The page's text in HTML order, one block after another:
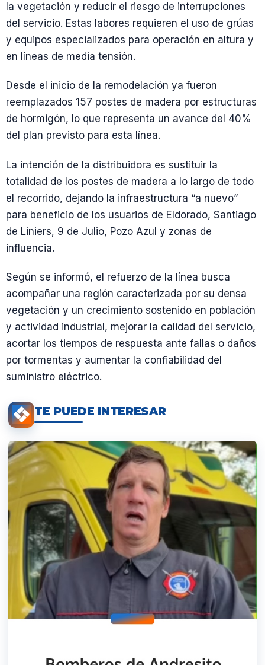
la vegetación y reducir el riesgo de interrupciones
del servicio. Estas labores requieren el uso de grúas
y equipos especializados para operación en altura y
en líneas de media tensión.
Desde el inicio de la remodelación ya fueron
reemplazados 157 postes de madera por estructuras
de hormigón, lo que representa un avance del 40%
del plan previsto para esta línea.
La intención de la distribuidora es sustituir la
totalidad de los postes de madera a lo largo de todo
el recorrido, dejando la infraestructura “a nuevo”
para beneficio de los usuarios de Eldorado, Santiago
de Liniers, 9 de Julio, Pozo Azul y zonas de
influencia.
Según se informó, el refuerzo de la línea busca
acompañar una región caracterizada por su densa
vegetación y un crecimiento sostenido en población
y actividad industrial, mejorar la calidad del servicio,
acortar los tiempos de respuesta ante fallas o daños
por tormentas y aumentar la confiabilidad del
suministro eléctrico.
TE PUEDE INTERESAR